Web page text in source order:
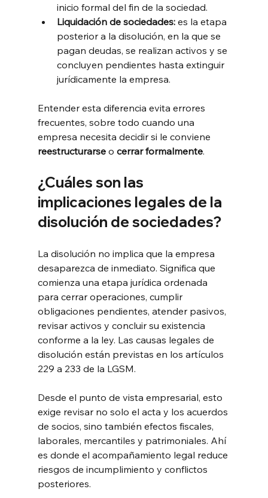
inicio formal del fin de la sociedad.
Liquidación de sociedades: es la etapa
posterior a la disolución, en la que se
pagan deudas, se realizan activos y se
concluyen pendientes hasta extinguir
jurídicamente la empresa.
Entender esta diferencia evita errores
frecuentes, sobre todo cuando una
empresa necesita decidir si le conviene
reestructurarse o cerrar formalmente.
¿Cuáles son las
implicaciones legales de la
disolución de sociedades?
La disolución no implica que la empresa
desaparezca de inmediato. Significa que
comienza una etapa jurídica ordenada
para cerrar operaciones, cumplir
obligaciones pendientes, atender pasivos,
revisar activos y concluir su existencia
conforme a la ley. Las causas legales de
disolución están previstas en los artículos
229 a 233 de la LGSM.
Desde el punto de vista empresarial, esto
exige revisar no solo el acta y los acuerdos
de socios, sino también efectos fiscales,
laborales, mercantiles y patrimoniales. Ahí
es donde el acompañamiento legal reduce
riesgos de incumplimiento y conflictos
posteriores.